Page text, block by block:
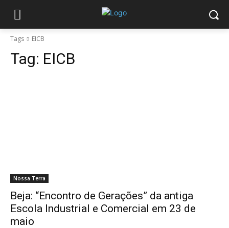
Tags EICB
Tag: EICB
Nossa Terra
Beja: “Encontro de Gerações” da antiga
Escola Industrial e Comercial em 23 de
maio